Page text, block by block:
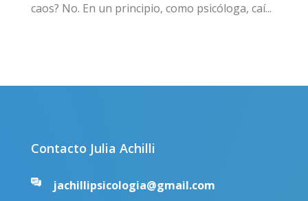
caos? No. En un principio, como psicóloga, caí...
Contacto Julia Achilli
jachillipsicologia@gmail.com